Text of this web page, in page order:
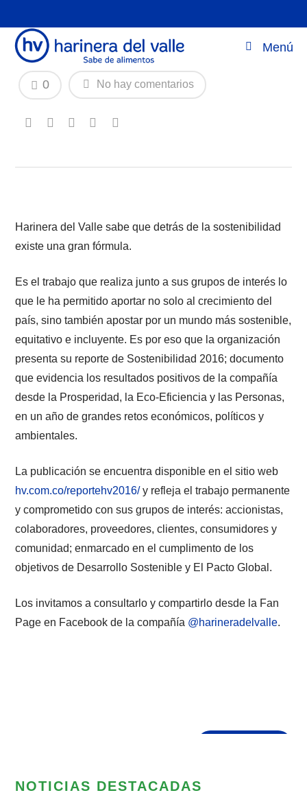
Presiona enter para buscar o ESC para cerrar
Menú
HV es producto de la sostenibilidad
No hay comentarios
0
Harinera del Valle sabe que detrás de la sostenibilidad
existe una gran fórmula.
Es el trabajo que realiza junto a sus grupos de interés lo
que le ha permitido aportar no solo al crecimiento del
país, sino también apostar por un mundo más sostenible,
equitativo e incluyente. Es por eso que la organización
presenta su reporte de Sostenibilidad 2016; documento
que evidencia los resultados positivos de la compañía
desde la Prosperidad, la Eco-Eficiencia y las Personas,
en un año de grandes retos económicos, políticos y
ambientales.
La publicación se encuentra disponible en el sitio web
hv.com.co/reportehv2016/y refleja el trabajo permanente
y comprometido con sus grupos de interés: accionistas,
colaboradores, proveedores, clientes, consumidores y
comunidad; enmarcado en el cumplimento de los
objetivos de Desarrollo Sostenible y El Pacto Global.
Los invitamos a consultarlo y compartirlo desde la Fan
Page en Facebook de la compañía @harineradelvalle.
NOTICIAS DESTACADAS